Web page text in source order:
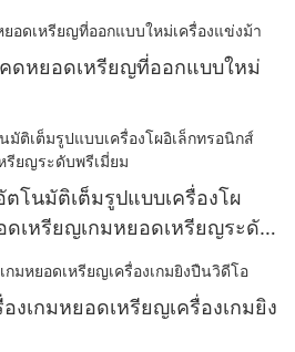
คดหยอดเหรียญที่ออกแบบใหม่
โนมัติเต็มรูปแบบเครื่องโผ
เหรียญเกมหยอดเหรียญระดับ
งเกมหยอดเหรียญเครื่องเกมยิง